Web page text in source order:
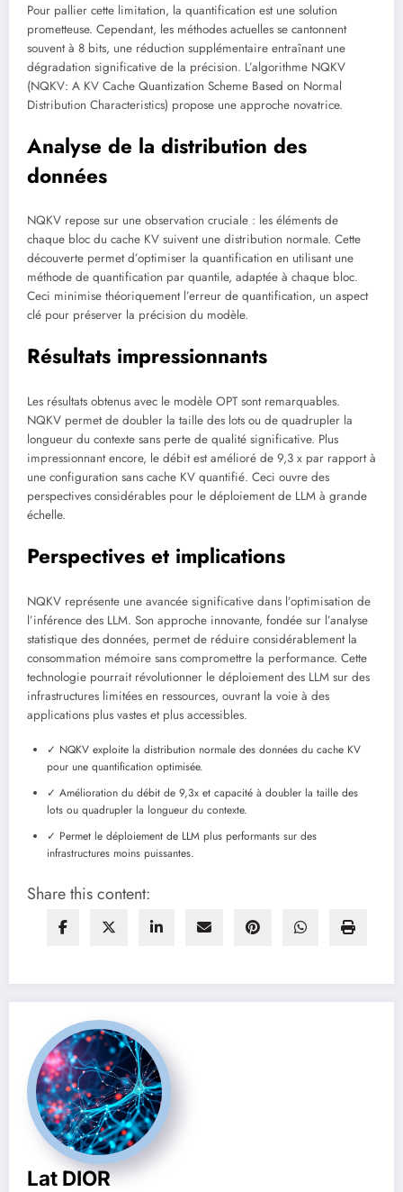
Pour pallier cette limitation, la quantification est une solution
prometteuse. Cependant, les méthodes actuelles se cantonnent
souvent à 8 bits, une réduction supplémentaire entraînant une
dégradation significative de la précision. L’algorithme NQKV
(NQKV: A KV Cache Quantization Scheme Based on Normal
Distribution Characteristics) propose une approche novatrice.
Analyse de la distribution des
données
NQKV repose sur une observation cruciale : les éléments de
chaque bloc du cache KV suivent une distribution normale. Cette
découverte permet d’optimiser la quantification en utilisant une
méthode de quantification par quantile, adaptée à chaque bloc.
Ceci minimise théoriquement l’erreur de quantification, un aspect
clé pour préserver la précision du modèle.
Résultats impressionnants
Les résultats obtenus avec le modèle OPT sont remarquables.
NQKV permet de doubler la taille des lots ou de quadrupler la
longueur du contexte sans perte de qualité significative. Plus
impressionnant encore, le débit est amélioré de 9,3 x par rapport à
une configuration sans cache KV quantifié. Ceci ouvre des
perspectives considérables pour le déploiement de LLM à grande
échelle.
Perspectives et implications
NQKV représente une avancée significative dans l’optimisation de
l’inférence des LLM. Son approche innovante, fondée sur l’analyse
statistique des données, permet de réduire considérablement la
consommation mémoire sans compromettre la performance. Cette
technologie pourrait révolutionner le déploiement des LLM sur des
infrastructures limitées en ressources, ouvrant la voie à des
applications plus vastes et plus accessibles.
✓ NQKV exploite la distribution normale des données du cache KV
pour une quantification optimisée.
✓ Amélioration du débit de 9,3x et capacité à doubler la taille des
lots ou quadrupler la longueur du contexte.
✓ Permet le déploiement de LLM plus performants sur des
infrastructures moins puissantes.
Share this content:
Lat DIOR